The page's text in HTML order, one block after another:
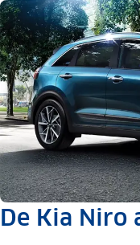
De Kia Niro